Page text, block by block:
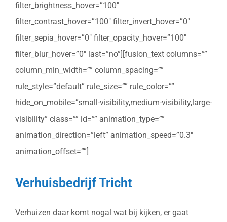
filter_brightness_hover=”100″
filter_contrast_hover=”100″ filter_invert_hover=”0″
filter_sepia_hover=”0″ filter_opacity_hover=”100″
filter_blur_hover=”0″ last=”no”][fusion_text columns=””
column_min_width=”” column_spacing=””
rule_style=”default” rule_size=”” rule_color=””
hide_on_mobile=”small-visibility,medium-visibility,large-
visibility” class=”” id=”” animation_type=””
animation_direction=”left” animation_speed=”0.3″
animation_offset=””]
Verhuisbedrijf Tricht
Verhuizen daar komt nogal wat bij kijken, er gaat